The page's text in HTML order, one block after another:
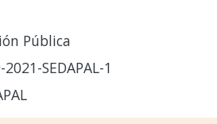
Pública
2021-SEDAPAL-1